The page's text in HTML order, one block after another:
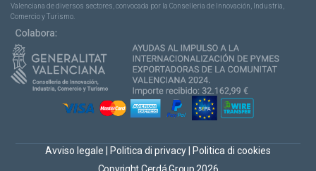
Valenciana de diversos sectores, convocada por la Conselleria de Innovación, Industria,
Comercio y Turismo.
Copyright Cerdá Group 2026
Avviso legale Politica di privacy Politica di cookies